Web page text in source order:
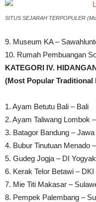
SITUS SEJARAH TERPOPULER
9. Museum KA –
10. Rumah Pembuangan
KATEGORI IV.
(Most Popular Traditional
1. Ayam Betutu Bali – Bali
2. Ayam Taliwang Lombok
3. Batagor Bandung –
4. Bubur Tinutuan Menado
5. Gudeg Jogja – DI
6. Kerak Telor Betawi –
7. Mie Titi Makasar –
8. Pempek Palembang –